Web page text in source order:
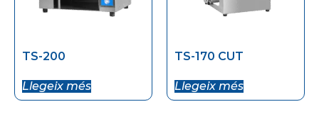
TS-200
Llegeix més
TS-170 CUT
Llegeix més